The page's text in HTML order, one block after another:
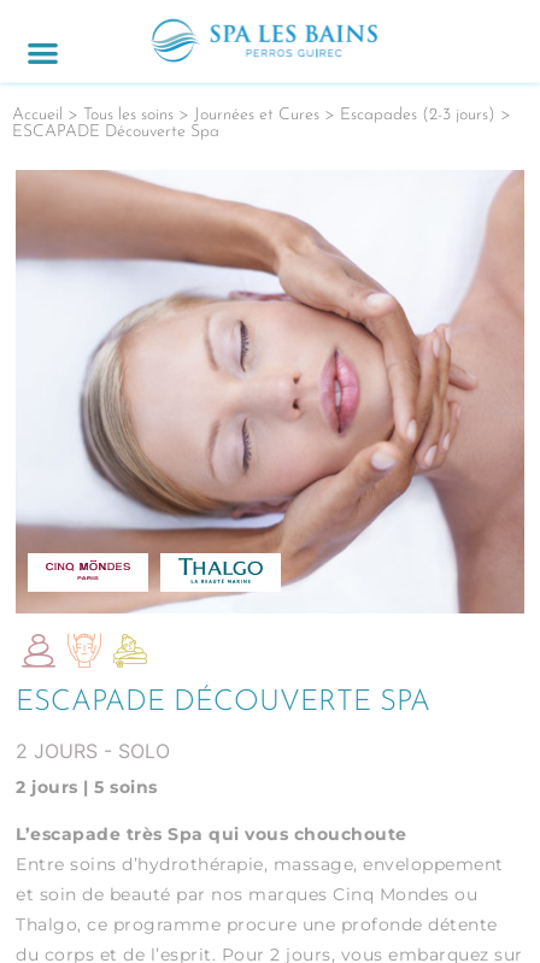
Accueil > Tous les soins > Journées et Cures > Escapades (2-3 jours) >
ESCAPADE Découverte Spa
ESCAPADE DÉCOUVERTE SPA
2 JOURS - SOLO
2 jours | 5 soins
L’escapade très Spa qui vous chouchoute
Entre soins d’hydrothérapie, massage, enveloppement
et soin de beauté par nos marques Cinq Mondes ou
Thalgo, ce programme procure une profonde détente
du corps et de l’esprit. Pour 2 jours, vous embarquez sur